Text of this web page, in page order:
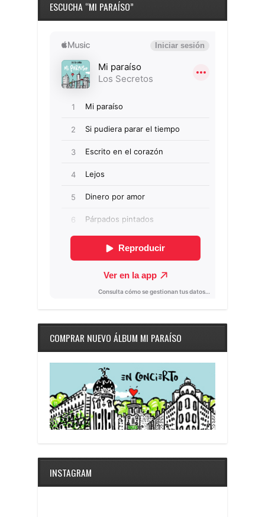
ESCUCHA “MI PARAÍSO”
COMPRAR NUEVO ÁLBUM MI PARAÍSO
INSTAGRAM